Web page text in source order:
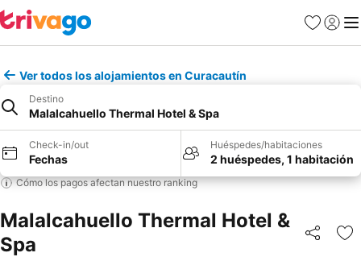
Favoritos
Iniciar
Ver todos los alojamientos en Curacautín
Destino
Malalcahuello Thermal Hotel & Spa
Check-in/out
Fechas
Huéspedes/habitaciones
2 huéspedes, 1 habitación
Cómo los pagos afectan nuestro ranking
Malalcahuello Thermal Hotel &
Spa
Compartir